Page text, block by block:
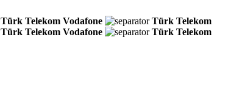
Türk Telekom Vodafone
Türk Telekom
Türk Telekom Vodafone Türk Telekom